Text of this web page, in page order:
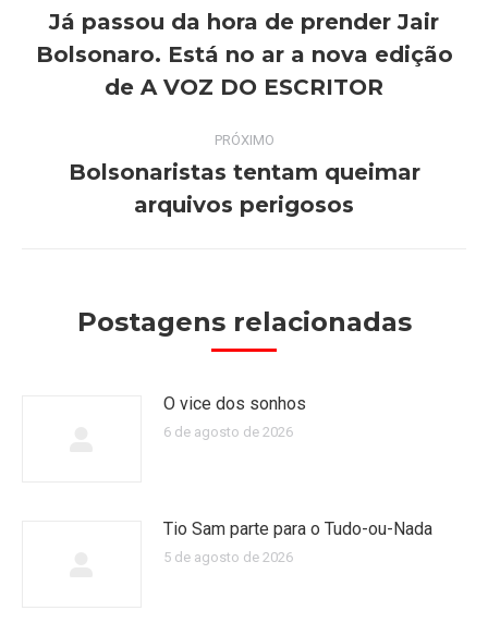
de
post:
Post
anterior:
Já passou da hora de prender Jair
Bolsonaro. Está no ar a nova edição
de A VOZ DO ESCRITOR
PRÓXIMO
post:
Bolsonaristas tentam queimar
arquivos perigosos
Postagens relacionadas
O vice dos sonhos
6 de agosto de 2026
Tio Sam parte para o Tudo-ou-Nada
5 de agosto de 2026